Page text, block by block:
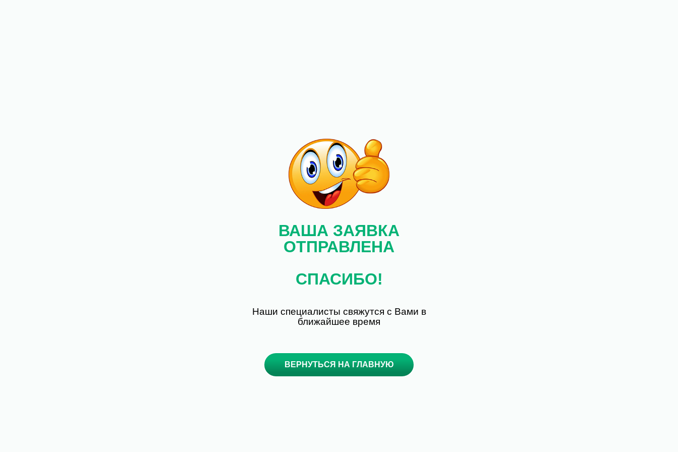
ВАША ЗАЯВКА
ОТПРАВЛЕНА
СПАСИБО!
Наши специалисты свяжутся с Вами в
ближайшее время
ВЕРНУТЬСЯ НА ГЛАВНУЮ